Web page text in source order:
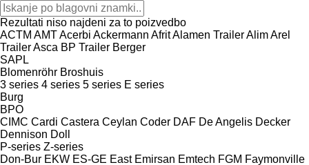
Rezultati niso najdeni za to poizvedbo
ACTM AMTAcerbi Ackermann AfritAlamen TrailerAlimArel
TrailerAsca BP Trailer Berger
SAPL
Blomenröhr Broshuis
3 series 4 series 5 series E series
Burg
BPO
CIMC Cardi Castera Ceylan Coder DAF De Angelis Decker
Dennison Doll
P-series Z-series
Don-Bur EKW ES-GE East Emirsan Emtech FGM Faymonville